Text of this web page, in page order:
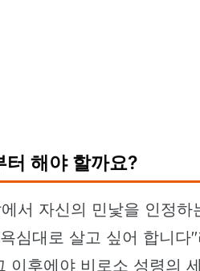
해야 할까요?
서 자신의 민낯을 인정하
심대로 살고 싶어 합니다
이후에야 비로소 성령의